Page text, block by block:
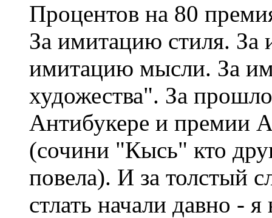
Процентов на 80
За имитацию стиля.
имитацию мысли. За
художества". За
Антибукере и премии
(сочини "Кысь" кто
повела). И за толстый
стлать начали давно -